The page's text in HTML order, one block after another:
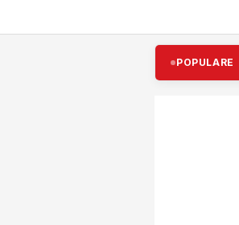
to
POPULARE